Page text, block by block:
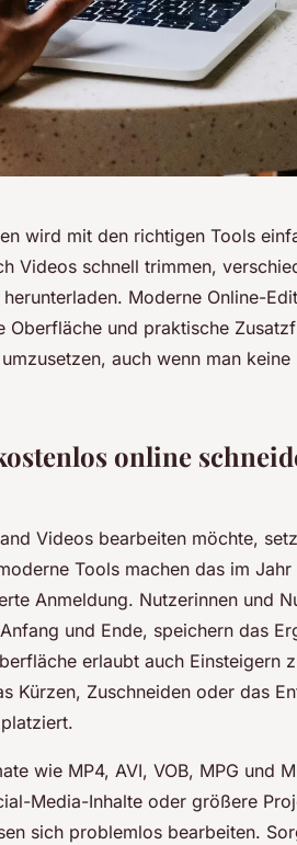
wird mit den richtigen Tools
Videos schnell trimmen,
Moderne Online-
Oberfläche und praktische
auch wenn man keine
online
Videos bearbeiten möchte,
Tools machen das im
Anmeldung. Nutzerinnen und
und Ende, speichern das
erlaubt auch Einsteigern
Kürzen, Zuschneiden oder das
wie MP4, AVI, VOB, MPG und
Media-Inhalte oder größere
sich problemlos bearbeiten.